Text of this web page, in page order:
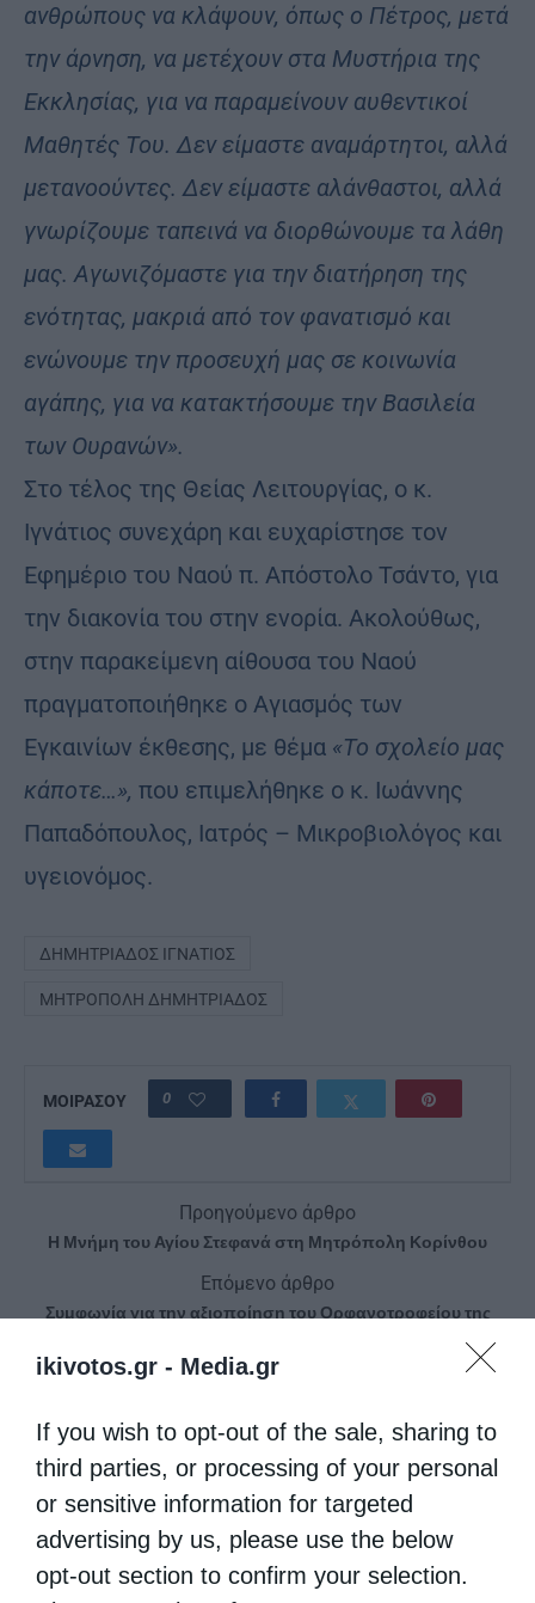
ikivotos.gr - Media.gr
If you wish to opt-out of the sale, sharing to
third parties, or processing of your personal
or sensitive information for targeted
advertising by us, please use the below
opt-out section to confirm your selection.
ανθρώπους να κλάψουν, όπως ο Πέτρος, μετά
την άρνηση, να μετέχουν στα Μυστήρια της
Εκκλησίας, για να παραμείνουν αυθεντικοί
Μαθητές Του. Δεν είμαστε αναμάρτητοι, αλλά
μετανοούντες. Δεν είμαστε αλάνθαστοι, αλλά
γνωρίζουμε ταπεινά να διορθώνουμε τα λάθη
μας. Αγωνιζόμαστε για την διατήρηση της
ενότητας, μακριά από τον φανατισμό και
ενώνουμε την προσευχή μας σε κοινωνία
αγάπης, για να κατακτήσουμε την Βασιλεία
των Ουρανών».
Στο τέλος της Θείας Λειτουργίας, ο κ.
Ιγνάτιος συνεχάρη και ευχαρίστησε τον
Εφημέριο του Ναού π. Απόστολο Τσάντο, για
την διακονία του στην ενορία. Ακολούθως,
στην παρακείμενη αίθουσα του Ναού
πραγματοποιήθηκε ο Αγιασμός των
Εγκαινίων έκθεσης, με θέμα «Το σχολείο μας
κάποτε…», που επιμελήθηκε ο κ. Ιωάννης
Παπαδόπουλος, Ιατρός – Μικροβιολόγος και
υγειονόμος.
ΔΗΜΗΤΡΙΆΔΟΣ ΙΓΝΆΤΙΟΣ
ΜΗΤΡΌΠΟΛΗ ΔΗΜΗΤΡΙΆΔΟΣ
ΜΟΙΡΑΣΟΥ 0
Προηγούμενο άρθρο
Η Μνήμη του Αγίου Στεφανά στη Μητρόπολη Κορίνθου
Επόμενο άρθρο
Συμφωνία για την αξιοποίηση του Ορφανοτροφείου της
ΔΕΙΤΕ ΕΠΙΣΗΣ